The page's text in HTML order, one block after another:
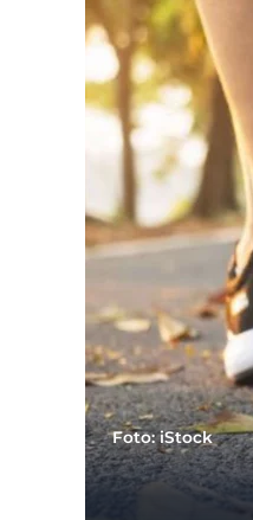
Foto: iStock